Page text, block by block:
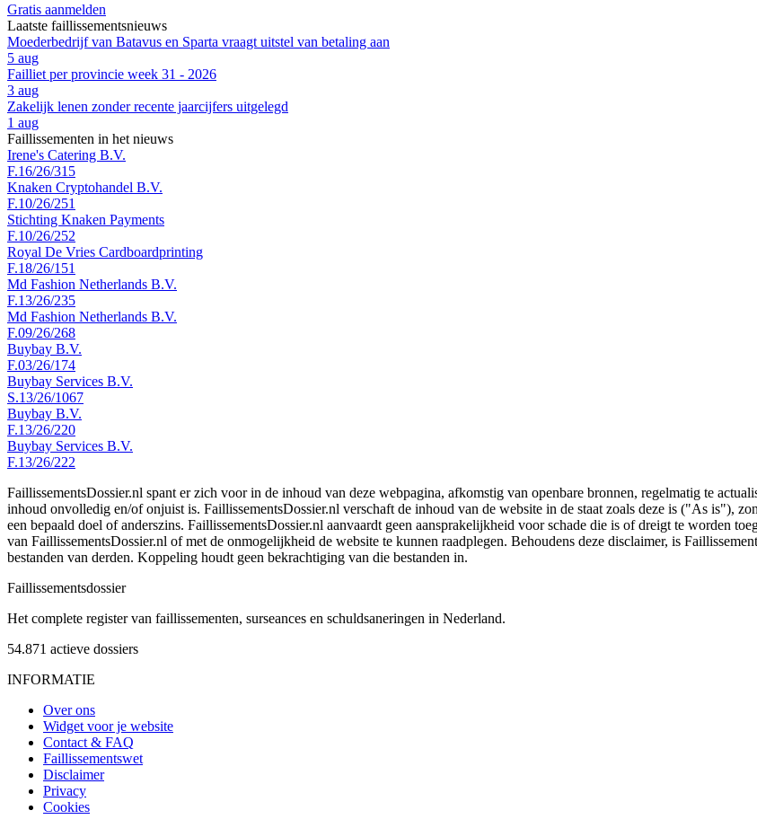
Gratis aanmelden
Laatste faillissementsnieuws
Moederbedrijf van Batavus en Sparta vraagt uitstel van betaling aan
5 aug
Failliet per provincie week 31 - 2026
3 aug
Zakelijk lenen zonder recente jaarcijfers uitgelegd
1 aug
Faillissementen in het nieuws
Irene's Catering B.V.
F.16/26/315
Knaken Cryptohandel B.V.
F.10/26/251
Stichting Knaken Payments
F.10/26/252
Royal De Vries Cardboardprinting
F.18/26/151
Md Fashion Netherlands B.V.
F.13/26/235
Md Fashion Netherlands B.V.
F.09/26/268
Buybay B.V.
F.03/26/174
Buybay Services B.V.
S.13/26/1067
Buybay B.V.
F.13/26/220
Buybay Services B.V.
F.13/26/222
FaillissementsDossier.nl spant er zich voor in de inhoud van deze webpagina, afkomstig van openbare bronnen, regelmatig te
inhoud onvolledig en/of onjuist is. FaillissementsDossier.nl verschaft de inhoud van de website in de staat zoals deze is ("As is"),
een bepaald doel of anderszins. FaillissementsDossier.nl aanvaardt geen aansprakelijkheid voor schade die is of dreigt te worden
van FaillissementsDossier.nl of met de onmogelijkheid de website te kunnen raadplegen. Behoudens deze disclaimer, is
bestanden van derden. Koppeling houdt geen bekrachtiging van die bestanden in.
Faillissementsdossier
Het complete register van faillissementen, surseances en schuldsaneringen in Nederland.
54.871 actieve dossiers
INFORMATIE
Over ons
Widget voor je website
Contact & FAQ
Faillissementswet
Disclaimer
Privacy
Cookies